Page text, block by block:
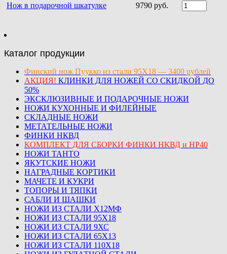
Нож в подарочной шкатулке
9790 руб.
Каталог продукции
Финский нож Пуукко из стали 95Х18 — 3400 рублей
АКЦИЯ! КЛИНКИ ДЛЯ НОЖЕЙ СО СКИДКОЙ ДО
50%
ЭКСКЛЮЗИВНЫЕ И ПОДАРОЧНЫЕ НОЖИ
НОЖИ КУХОННЫЕ И ФИЛЕЙНЫЕ
СКЛАДНЫЕ НОЖИ
МЕТАТЕЛЬНЫЕ НОЖИ
ФИНКИ НКВД
КОМПЛЕКТ ДЛЯ СБОРКИ ФИНКИ НКВД и НР40
НОЖИ ТАНТО
ЯКУТСКИЕ НОЖИ
НАГРАДНЫЕ КОРТИКИ
МАЧЕТЕ И КУКРИ
ТОПОРЫ И ТЯПКИ
САБЛИ И ШАШКИ
НОЖИ ИЗ СТАЛИ Х12МФ
НОЖИ ИЗ СТАЛИ 95Х18
НОЖИ ИЗ СТАЛИ 9ХС
НОЖИ ИЗ СТАЛИ 65Х13
НОЖИ ИЗ СТАЛИ 110Х18